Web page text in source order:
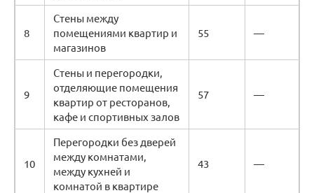
8
Стены между
помещениями квартир и
магазинов
55 —
9
Стены и перегородки,
отделяющие помещения
квартир от ресторанов,
кафе и спортивных залов
57 —
10
Перегородки без дверей
между комнатами,
между кухней и
комнатой в квартире
43 —